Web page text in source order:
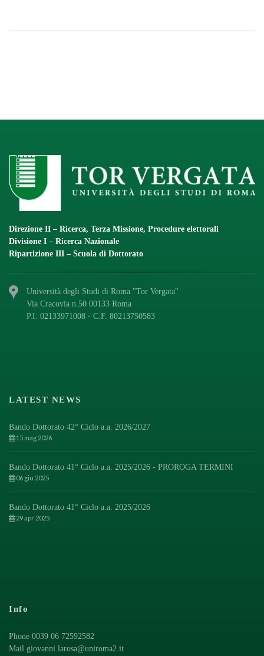
Direzione II – Ricerca, Terza Missione, Procedure elettorali
Divisione I – Ricerca Nazionale
Ripartizione III – Scuola di Dottorato
Università degli Studi di Roma "Tor Vergata"
Via Cracovia n.50 00133 Roma
P.I. 02133971008 - C.F. 80213750583
LATEST NEWS
Bando Dottorato 42° Ciclo a.a. 2026/2027
15 mag 2026
Bando Dottorato 41° Ciclo a.a. 2025/2026 - PROROGA TERMINI
06 giu 2025
Bando Dottorato 41° Ciclo a.a. 2025/2026
29 apr 2025
Info
Phone 0039 06 72592582
Mail giovanni.larosa@uniroma2.it